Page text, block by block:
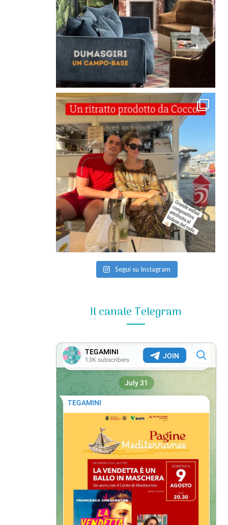
Segui su Instagram
Il canale Telegram